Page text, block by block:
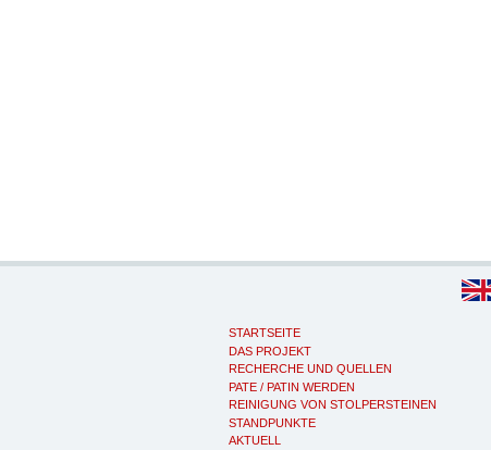
STARTSEITE
DAS PROJEKT
RECHERCHE UND QUELLEN
PATE / PATIN WERDEN
REINIGUNG VON STOLPERSTEINEN
STANDPUNKTE
AKTUELL